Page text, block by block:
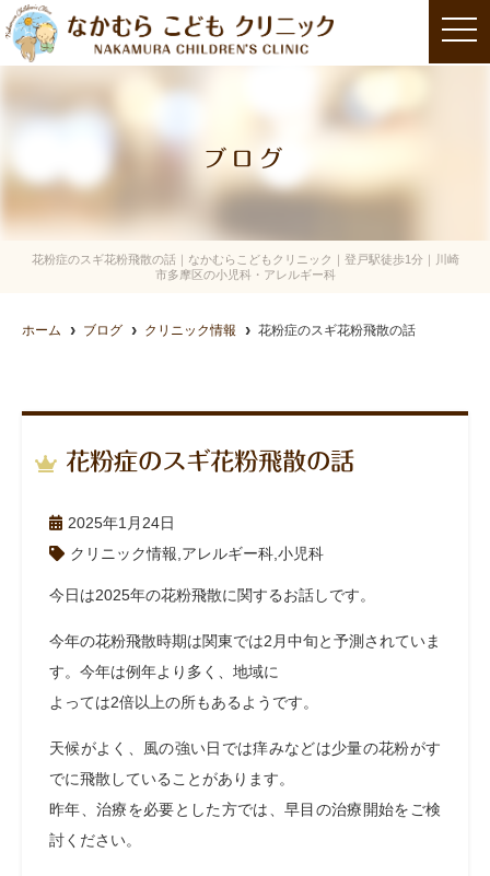
t
o
i
o
ブログ
花粉症のスギ花粉飛散の話｜なかむらこどもクリニック｜登戸駅徒歩1分｜川崎
市多摩区の小児科・アレルギー科
ホーム ブログ クリニック情報 花粉症のスギ花粉飛散の話
花粉症のスギ花粉飛散の話
2025年1月24日
クリニック情報 アレルギー科 小児科
今日は2025年の花粉飛散に関するお話しです。
今年の花粉飛散時期は関東では2月中旬と予測されていま
す。今年は例年より多く、地域に
よっては2倍以上の所もあるようです。
天候がよく、風の強い日では痒みなどは少量の花粉がす
でに飛散していることがあります。
昨年、治療を必要とした方では、早目の治療開始をご検
討ください。